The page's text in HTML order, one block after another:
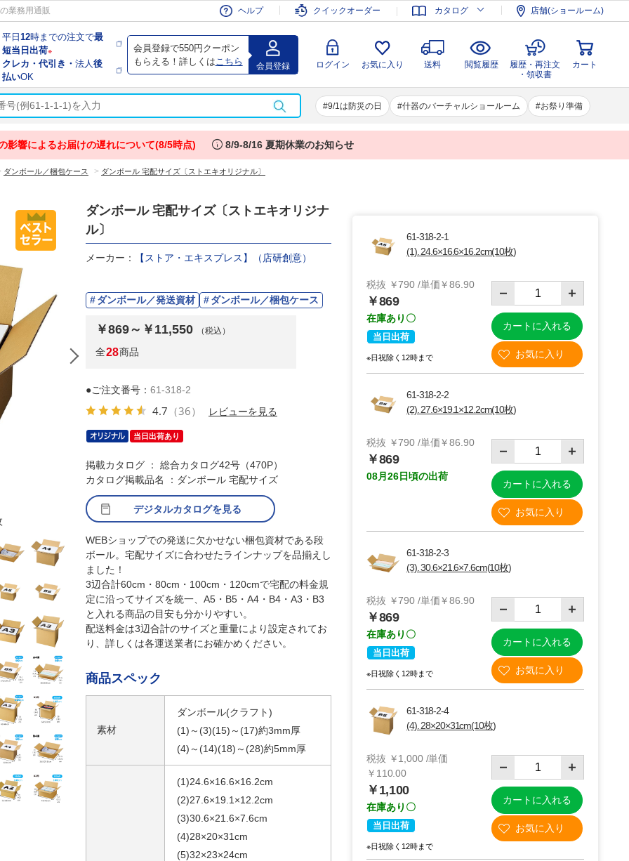
業務用通販 ヘルプ クイックオーダー カタログ 店舗(ショールーム)
平日12時までの注文で最
短当日出荷※
クレカ・代引き・法人後
払いOK
会員登録で550円クーポン
もらえる！詳しくは こちら 会員登録 ログイン お気に入り 送料 閲覧履歴
履歴・再注文
・領収書
カート
9/1は防災の日 什器のバーチャルショールーム お祭り準備
会員登録 ログイン お気に入り 送料 閲覧履歴
履歴・再注文
・領収書
カート
影響によるお届けの遅れについて(8/5時点) info 8/9-8/16 夏期休業のお知らせ
ダンボール／梱包ケース > ダンボール 宅配サイズ〔ストエキオリジナル〕
(1)A5・24.6×16.6×16.2cm【60サイズ】10枚 (2)B5・27.6×19.1×12.2cm【60サイズ】10枚
ダンボール 宅配サイズ〔ストエキオリジナ
ル〕
メーカー： 【ストア・エキスプレス】（店研創意）
ダンボール／発送資材 ダンボール／梱包ケース
￥869～￥11,550 （税込）
全28商品
●ご注文番号： 61-318-2
4.7 （36） レビューを見る
当日出荷あり
掲載カタログ ： 総合カタログ42号（470P）
デジタルカタログを見る
カタログ掲載品名 ：ダンボール 宅配サイズ
WEBショップでの発送に欠かせない梱包資材である段
ボール。宅配サイズに合わせたラインナップを品揃えし
ました！
3辺合計60cm・80cm・100cm・120cmで宅配の料金規
定に沿ってサイズを統一、A5・B5・A4・B4・A3・B3
と入れる商品の目安も分かりやすい。
配送料金は3辺合計のサイズと重量により設定されてお
り、詳しくは各運送業者にお確かめください。
商品スペック
素材
ダンボール(クラフト)
(1)～(3)(15)～(17)約3mm厚
(4)～(14)(18)～(28)約5mm厚
(1)24.6×16.6×16.2cm
(2)27.6×19.1×12.2cm
(3)30.6×21.6×7.6cm
(4)28×20×31cm
(5)32×23×24cm
61-318-2-1
(1). 24.6×16.6×16.2cm(10枚)
税抜 ￥790 /単価￥86.90
￥869
在庫あり〇
当日出荷
※日祝除く12時まで
カートに入れる
61-318-2-2
(2). 27.6×19.1×12.2cm(10枚)
税抜 ￥790 /単価￥86.90
￥869
08月26日頃の出荷
カートに入れる
61-318-2-3
(3). 30.6×21.6×7.6cm(10枚)
税抜 ￥790 /単価￥86.90
￥869
在庫あり〇
当日出荷
※日祝除く12時まで
カートに入れる
61-318-2-4
(4). 28×20×31cm(10枚)
税抜 ￥1,000 /単価
￥110.00
￥1,100
在庫あり〇
当日出荷
※日祝除く12時まで
カートに入れる